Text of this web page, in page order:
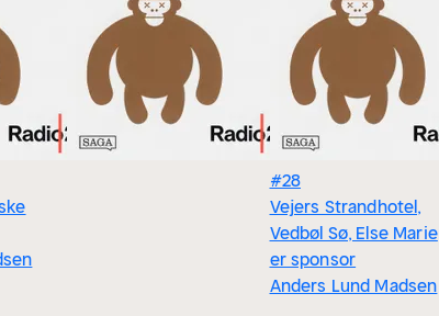
#28
Vejers Strandhotel,
Vedbøl Sø, Else Marie
er sponsor
Anders Lund Madsen